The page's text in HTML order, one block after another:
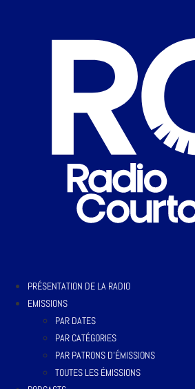
PRÉSENTATION DE LA RADIO
EMISSIONS
PAR DATES
PAR CATÉGORIES
PAR PATRONS D’ÉMISSIONS
TOUTES LES ÉMISSIONS